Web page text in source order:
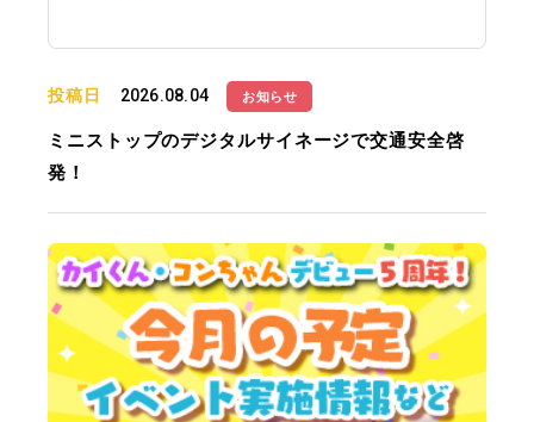
投稿日 2026.08.04 お知らせ
ミニストップのデジタルサイネージで交通安全啓
発！